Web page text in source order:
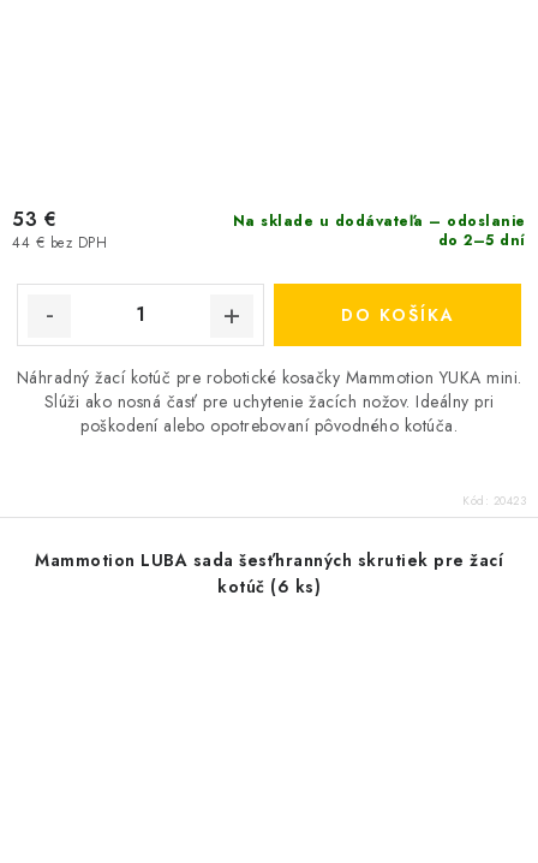
Na sklade u dodávateľa – odoslanie
do 2–5 dní
44 € bez DPH
53 €
DO KOŠÍKA
Náhradný žací kotúč pre robotické kosačky Mammotion YUKA mini.
Slúži ako nosná časť pre uchytenie žacích nožov. Ideálny pri
poškodení alebo opotrebovaní pôvodného kotúča.
Kód: 20423
Mammotion LUBA sada šesťhranných skrutiek pre žací
kotúč (6 ks)